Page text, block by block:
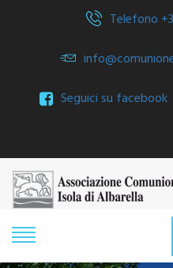
Telefono
Seguici su facebook